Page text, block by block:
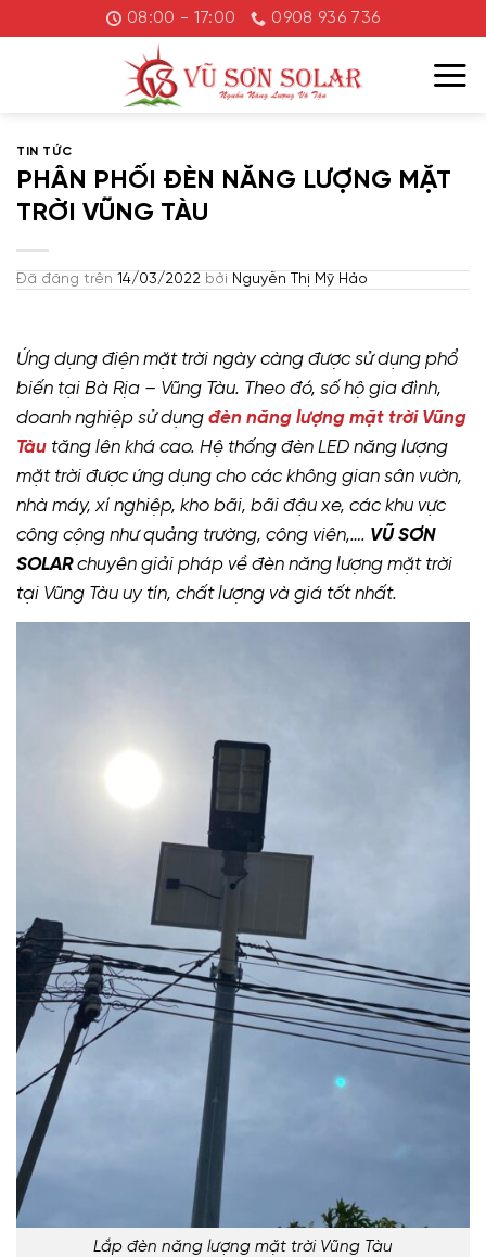
đến
08:00 - 17:00 0908 936 736
TIN TỨC
PHÂN PHỐI ĐÈN NĂNG LƯỢNG MẶT
TRỜI VŨNG TÀU
Đã đăng trên 14/03/2022 bởi Nguyễn Thị Mỹ Hảo
Ứng dụng điện mặt trời ngày càng được sử dụng phổ
biến tại Bà Rịa – Vũng Tàu. Theo đó, số hộ gia đình,
doanh nghiệp sử dụng đèn năng lượng mặt trời Vũng
Tàu tăng lên khá cao. Hệ thống đèn LED năng lượng
mặt trời được ứng dụng cho các không gian sân vườn,
nhà máy, xí nghiệp, kho bãi, bãi đậu xe, các khu vực
công cộng như quảng trường, công viên,…. VŨ SƠN
SOLARchuyên giải pháp về đèn năng lượng mặt trời
tại Vũng Tàu uy tín, chất lượng và giá tốt nhất.
Lắp đèn năng lượng mặt trời Vũng Tàu